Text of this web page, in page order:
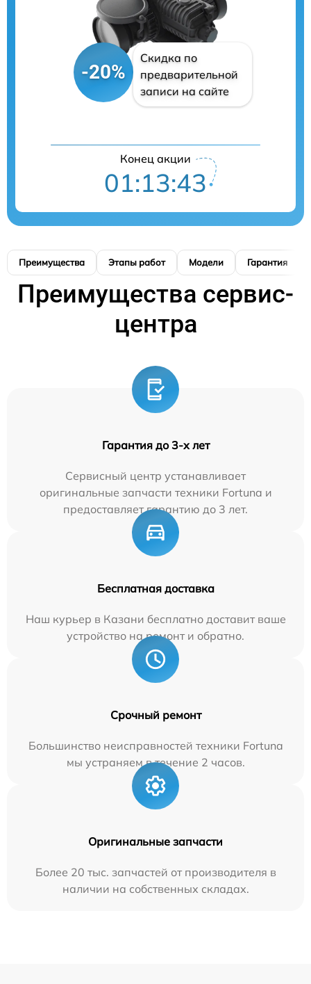
-20%
Скидка по
предварительной
записи на сайте
Конец акции
01:13:42
Преимущества Этапы работ Модели Гарантия
Преимущества сервис-
центра
Гарантия до 3-х лет
Сервисный центр устанавливает
оригинальные запчасти техники Fortuna и
предоставляет гарантию до 3 лет.
Бесплатная доставка
Наш курьер в Казани бесплатно доставит ваше
устройство на ремонт и обратно.
Срочный ремонт
Большинство неисправностей техники Fortuna
мы устраняем в течение 2 часов.
Оригинальные запчасти
Более 20 тыс. запчастей от производителя в
наличии на собственных складах.